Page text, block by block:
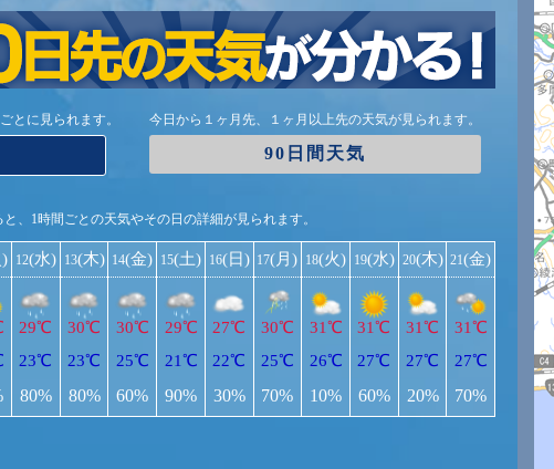
とに見られます。 今日から１ヶ月先、１ヶ月以上先の天気が見られます。
90日間天気
、1時間ごとの天気やその日の詳細が見られます。
12(水)
29℃
23℃
80%
13(木)
30℃
23℃
80%
14(金)
30℃
25℃
60%
15(土)
29℃
21℃
90%
16(日)
27℃
22℃
30%
17(月)
30℃
25℃
70%
18(火)
31℃
26℃
10%
19(水)
31℃
27℃
60%
20(木)
31℃
27℃
20%
21(金)
31℃
27℃
70%